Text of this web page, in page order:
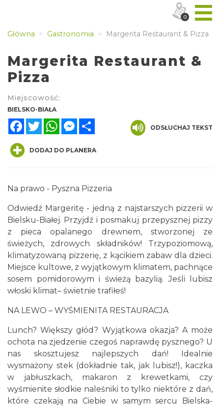
Główna Gastronomia Margerita Restaurant & Pizza
Margerita Restaurant &
Pizza
Miejscowość:
BIELSKO-BIAŁA
FacebookTwitterWhatsAppMessenger
ODSŁUCHAJ TEKST
DODAJ DO PLANERA
Na prawo - Pyszna Pizzeria
Odwiedź Margeritę - jedną z najstarszych pizzerii w
Bielsku-Białej. Przyjdź i posmakuj przepysznej pizzy
z pieca opalanego drewnem, stworzonej ze
świeżych, zdrowych składników! Trzypoziomową,
klimatyzowaną pizzerię, z kącikiem zabaw dla dzieci.
Miejsce kultowe, z wyjątkowym klimatem, pachnące
sosem pomidorowym i świeżą bazylią. Jeśli lubisz
włoski klimat– świetnie trafiłeś!
NA LEWO – WYŚMIENITA RESTAURACJA
Lunch? Większy głód? Wyjątkowa okazja? A może
ochota na zjedzenie czegoś naprawdę pysznego? U
nas skosztujesz najlepszych dań! Idealnie
wysmażony stek (dokładnie tak, jak lubisz!), kaczka
w jabłuszkach, makaron z krewetkami, czy
wyśmienite słodkie naleśniki to tylko niektóre z dań,
które czekają na Ciebie w samym sercu Bielska-
0